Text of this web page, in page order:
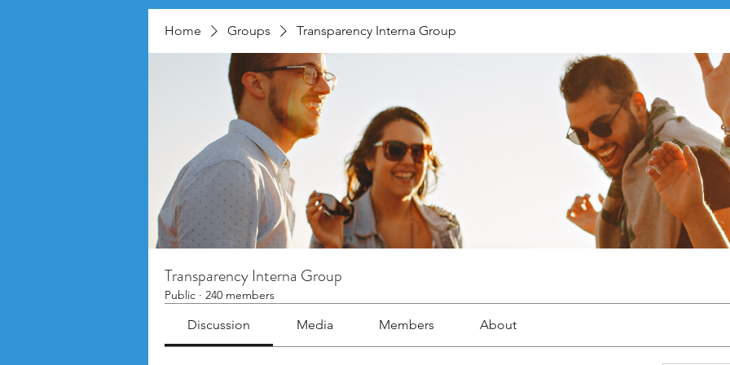
Home Groups Transparency Interna Group
Transparency Interna Group
Public · 240 members
Discussion Media Members About